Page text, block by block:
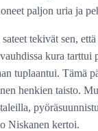
paljon uria ja
tekivät sen,
kura tarttui
tuplaantui. Tämä
henkien taisto.
Niskanen kertoi.